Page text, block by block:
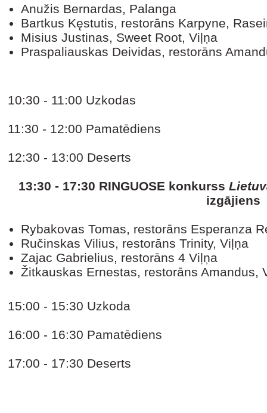
Anužis Bernardas, Palanga
Bartkus Kęstutis, restorāns Karpyne,
Misius Justinas, Sweet Root, Viļņa
Praspaliauskas Deividas, restorāns
10:30 - 11:00 Uzkodas
11:30 - 12:00 Pamatēdiens
12:30 - 13:00 Deserts
13:30 - 17:30 RINGUOSE konkurss
izgājiens
Rybakovas Tomas, restorāns Esperanza
Ručinskas Vilius, restorāns Trinity, Viļņa
Zajac Gabrielius, restorāns 4 Viļņa
Žitkauskas Ernestas, restorāns Amandus,
15:00 - 15:30 Uzkoda
16:00 - 16:30 Pamatēdiens
17:00 - 17:30 Deserts